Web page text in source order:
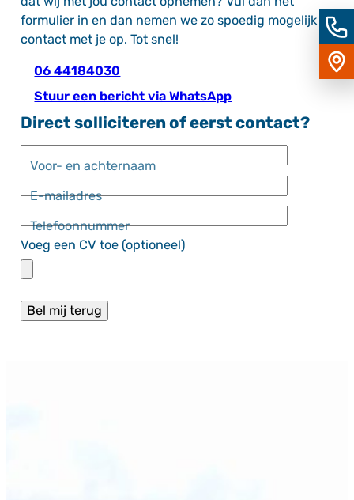
formulier in en dan nemen we zo spoedig mogelijk
contact met je op. Tot snel!
06 44184030
Stuur een bericht via WhatsApp
Direct solliciteren of eerst contact?
Voor- en achternaam
E-mailadres
Telefoonnummer
Voeg een CV toe (optioneel)
lt
ti
v
e
Bel
ons
Vind
ons
op